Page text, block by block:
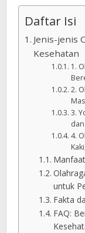
Daftar Isi
Jenis-jenis
Kesehatan
1.
2.
3.
4.
untuk
Fakta
FAQ: